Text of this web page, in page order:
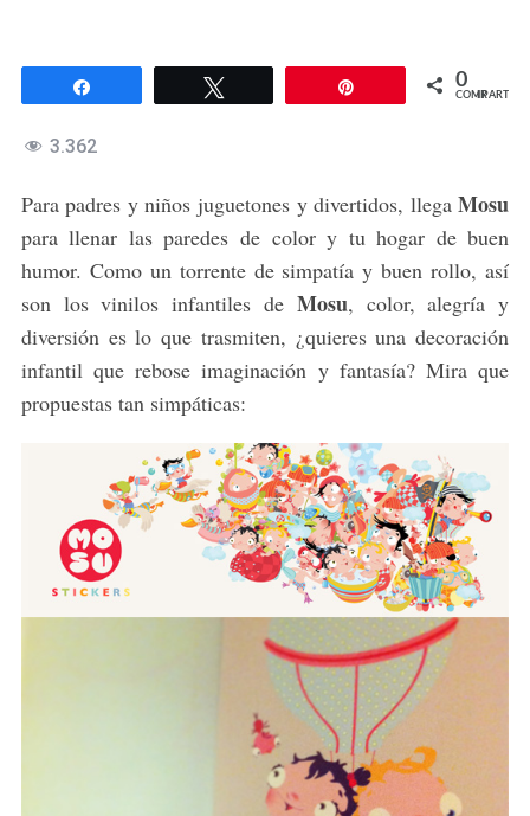
0
COMPARTIR
3.362
Para padres y niños juguetones y divertidos, llegaMosu
para llenar las paredes de color y tu hogar de buen
humor. Como un torrente de simpatía y buen rollo, así
son los vinilos infantiles de Mosu, color, alegría y
diversión es lo que trasmiten, ¿quieres una decoración
infantil que rebose imaginación y fantasía? Mira que
propuestas tan simpáticas: